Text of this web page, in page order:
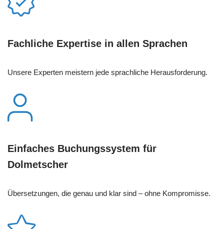
Fachliche Expertise in allen Sprachen
Unsere Experten meistern jede sprachliche Herausforderung.
Einfaches Buchungssystem für
Dolmetscher
Übersetzungen, die genau und klar sind – ohne Kompromisse.